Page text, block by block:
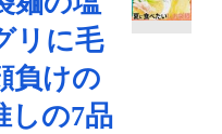
リに毛
負けの
しの7品